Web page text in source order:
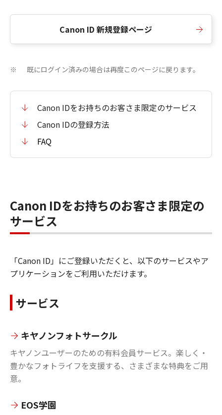
Canon ID 新規登録ページ
※ 既にログイン済みの場合は再度このページに戻ります。
Canon IDをお持ちのお客さま限定のサービス
Canon IDの登録方法
FAQ
Canon IDをお持ちのお客さま限定の
サービス
「Canon ID」にご登録いただくと、以下のサービスやア
プリケーションをご利用いただけます。
サービス
キヤノンフォトサークル
キヤノンユーザーのための有料会員サービス。楽しく・
豊かなフォトライフを支援する、さまざまな特典をご用
意。
EOS学園